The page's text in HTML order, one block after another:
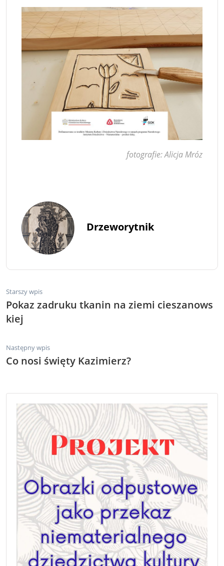
fotografie: Alicja Mróz
Drzeworytnik
Starszy wpis
Pokaz zadruku tkanin na ziemi cieszanows
kiej
Następny wpis
Co nosi święty Kazimierz?